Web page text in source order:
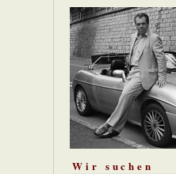
Wir suchen